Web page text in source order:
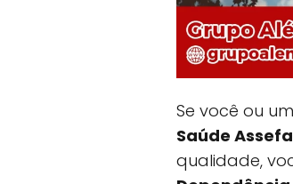
Se você ou
Saúde
qualidade,